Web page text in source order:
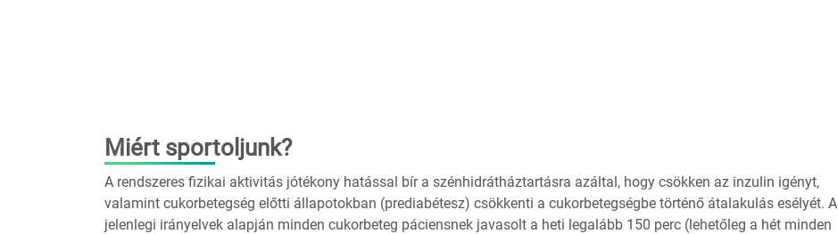
Miért sportoljunk?
A rendszeres fizikai aktivitás jótékony hatással bír a szénhidrátháztartásra azáltal, hogy csökken az inzulin igényt,
valamint cukorbetegség előtti állapotokban (prediabétesz) csökkenti a cukorbetegségbe történő átalakulás esélyét. A
jelenlegi irányelvek alapján minden cukorbeteg páciensnek javasolt a heti legalább 150 perc (lehetőleg a hét minden